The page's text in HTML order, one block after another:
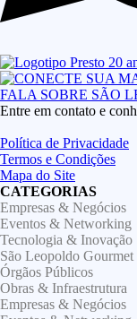
Entre em contato e
Política de Privacidade
Termos e Condições
Mapa do Site
CATEGORIAS
Empresas & Negócios
Eventos & Networking
Tecnologia & Inovação
São Leopoldo
Órgãos Públicos
Obras & Infraestrutura
Empresas & Negócios